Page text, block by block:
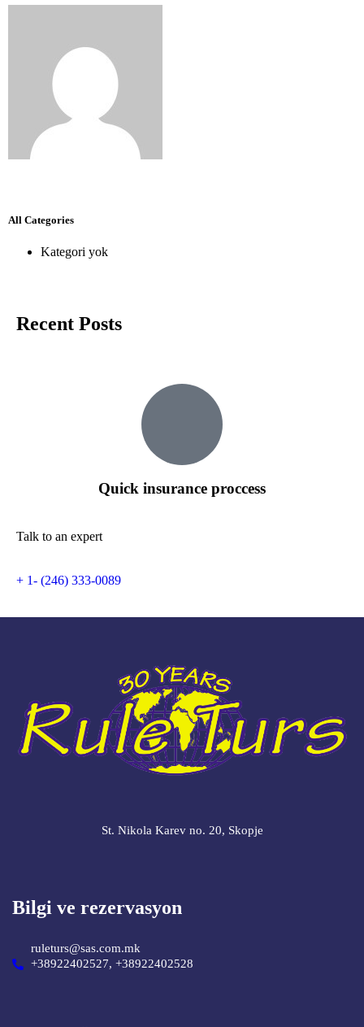
All Categories
Kategori yok
Recent Posts
Quick insurance proccess
Talk to an expert
+ 1- (246) 333-0089
St. Nikola Karev no. 20, Skopje
Bilgi ve rezervasyon
ruleturs@sas.com.mk
+38922402527, +38922402528